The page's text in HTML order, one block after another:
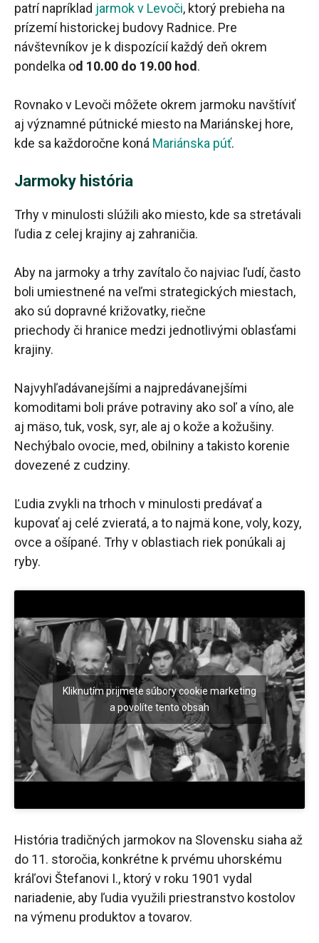
patrí napríklad jarmok v Levoči, ktorý prebieha na
prízemí historickej budovy Radnice. Pre
návštevníkov je k dispozícií každý deň okrem
pondelka od 10.00 do 19.00 hod.
Rovnako v Levoči môžete okrem jarmoku navštíviť
aj významné pútnické miesto na Mariánskej hore,
kde sa každoročne koná Mariánska púť.
Jarmoky história
Trhy v minulosti slúžili ako miesto, kde sa stretávali
ľudia z celej krajiny aj zahraničia.
Aby na jarmoky a trhy zavítalo čo najviac ľudí, často
boli umiestnené na veľmi strategických miestach,
ako sú dopravné križovatky, riečne
priechody či hranice medzi jednotlivými oblasťami
krajiny.
Najvyhľadávanejšími a najpredávanejšími
komoditami boli práve potraviny ako soľ a víno, ale
aj mäso, tuk, vosk, syr, ale aj o kože a kožušiny.
Nechýbalo ovocie, med, obilniny a takisto korenie
dovezené z cudziny.
Ľudia zvykli na trhoch v minulosti predávať a
kupovať aj celé zvieratá, a to najmä kone, voly, kozy,
ovce a ošípané. Trhy v oblastiach riek ponúkali aj
ryby.
Kliknutím prijmete súbory cookie marketing
a povolíte tento obsah
História tradičných jarmokov na Slovensku siaha až
do 11. storočia, konkrétne k prvému uhorskému
kráľovi Štefanovi I., ktorý v roku 1901 vydal
nariadenie, aby ľudia využili priestranstvo kostolov
na výmenu produktov a tovarov.